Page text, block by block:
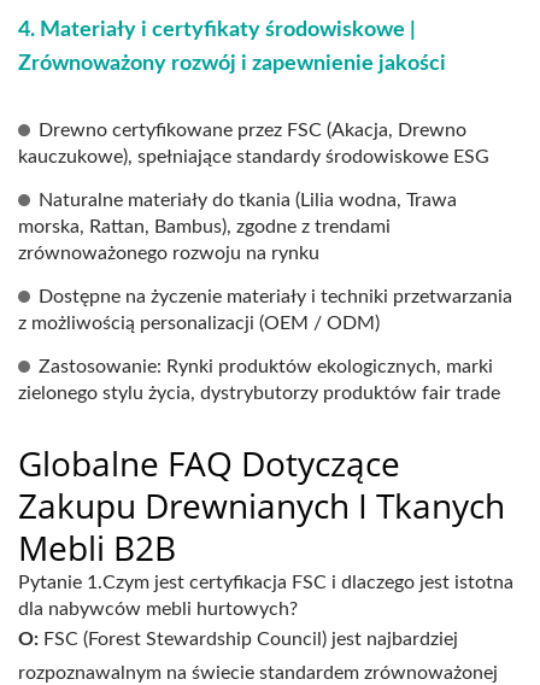
4. Materiały i certyfikaty środowiskowe |
Zrównoważony rozwój i zapewnienie jakości
Drewno certyfikowane przez FSC (Akacja, Drewno
kauczukowe), spełniające standardy środowiskowe ESG
Naturalne materiały do tkania (Lilia wodna, Trawa
morska, Rattan, Bambus), zgodne z trendami
zrównoważonego rozwoju na rynku
Dostępne na życzenie materiały i techniki przetwarzania
z możliwością personalizacji (OEM / ODM)
Zastosowanie: Rynki produktów ekologicznych, marki
zielonego stylu życia, dystrybutorzy produktów fair trade
Globalne FAQ Dotyczące
Zakupu Drewnianych I Tkanych
Mebli B2B
Pytanie 1.Czym jest certyfikacja FSC i dlaczego jest istotna
dla nabywców mebli hurtowych?
O: FSC (Forest Stewardship Council) jest najbardziej
rozpoznawalnym na świecie standardem zrównoważonej